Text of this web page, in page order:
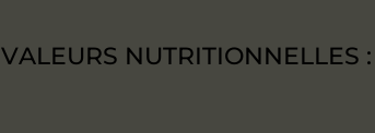
VALEURS NUTRITIONNELLES :